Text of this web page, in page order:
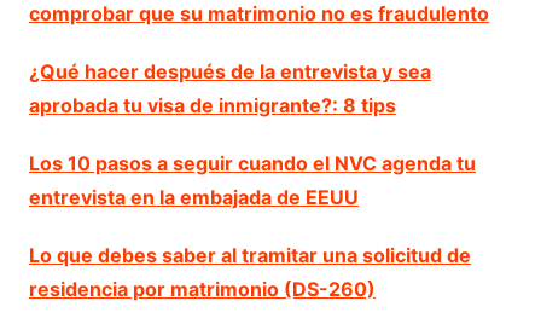
comprobar que su matrimonio no es fraudulento
¿Qué hacer después de la entrevista y sea
aprobada tu visa de inmigrante?: 8 tips
Los 10 pasos a seguir cuando el NVC agenda tu
entrevista en la embajada de EEUU
Lo que debes saber al tramitar una solicitud de
residencia por matrimonio (DS-260)